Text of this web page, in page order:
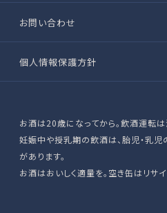
お問い合わせ
個人情報保護方針
お酒は20歳になってから。飲酒運転は
妊娠中や授乳期の飲酒は、胎児・乳
があります。
お酒はおいしく適量を。空き缶はリサイ